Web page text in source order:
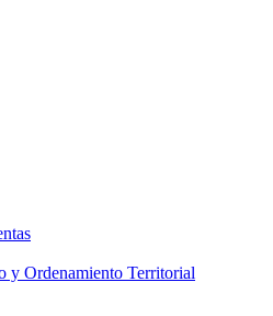
y Ordenamiento Territorial